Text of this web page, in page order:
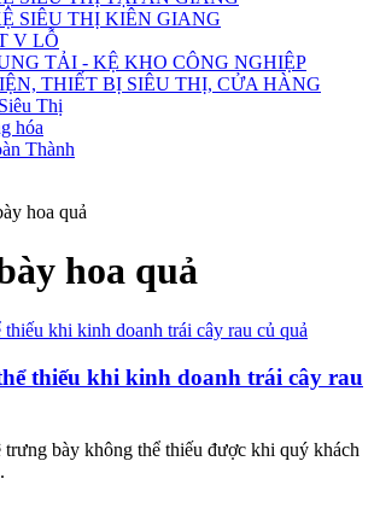
SIÊU THỊ KIÊN GIANG
V LỖ
TẢI - KỆ KHO CÔNG NGHIỆP
THIẾT BỊ SIÊU THỊ, CỬA HÀNG
Thị
hóa
Thành
hoa quả
hoa quả
thiếu khi kinh doanh trái cây rau
trưng bày không thể thiếu được khi quý khách